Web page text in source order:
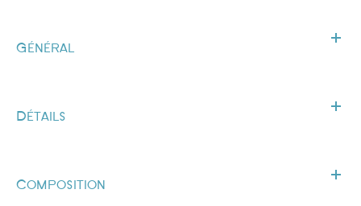
Général
Détails
Composition